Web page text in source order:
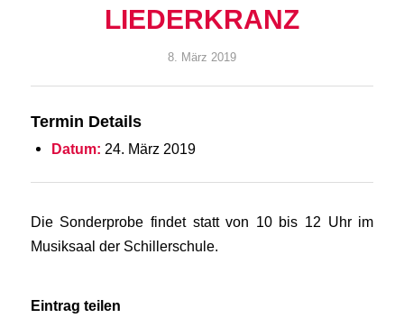
LIEDERKRANZ
8. März 2019
Termin Details
Datum: 24. März 2019
Die Sonderprobe findet statt von 10 bis 12 Uhr im
Musiksaal der Schillerschule.
Eintrag teilen